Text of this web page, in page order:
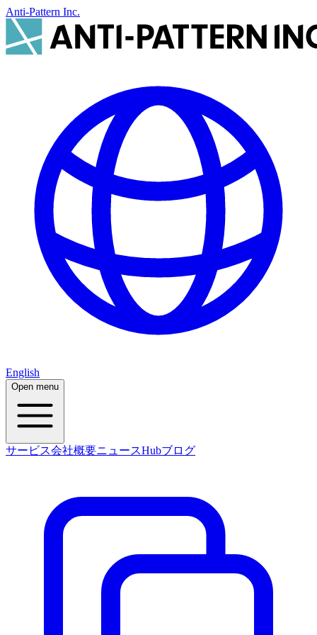
Anti-Pattern Inc.
English
Open menu
サービス会社概要ニュースHubブログ